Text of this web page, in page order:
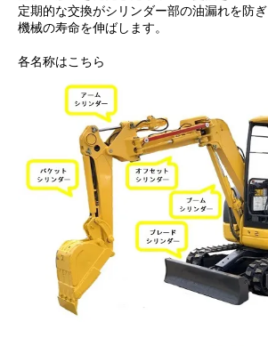
定期的な交換がシリンダー部の油漏れを防ぎ
機械の寿命を伸ばします。
各名称はこちら